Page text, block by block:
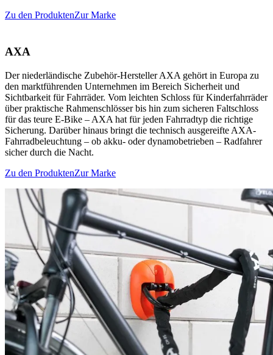
Zu den ProduktenZur Marke
AXA
Der niederländische Zubehör-Hersteller AXA gehört in Europa zu
den marktführenden Unternehmen im Bereich Sicherheit und
Sichtbarkeit für Fahrräder. Vom leichten Schloss für Kinderfahrräder
über praktische Rahmenschlösser bis hin zum sicheren Faltschloss
für das teure E-Bike – AXA hat für jeden Fahrradtyp die richtige
Sicherung. Darüber hinaus bringt die technisch ausgereifte AXA-
Fahrradbeleuchtung – ob akku- oder dynamobetrieben – Radfahrer
sicher durch die Nacht.
Zu den ProduktenZur Marke